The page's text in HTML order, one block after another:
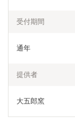
受付期間
通年
提供者
大五郎窯